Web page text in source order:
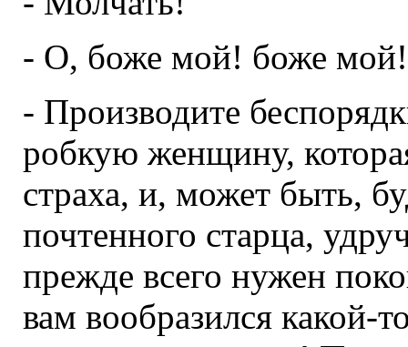
- О, боже мой! боже мой!
- Производите
робкую женщину,
страха, и, может быть,
почтенного старца,
прежде всего нужен
вам вообразился какой-